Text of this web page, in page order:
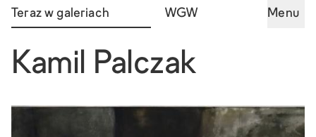
Teraz w galeriach WGW Menu
Kamil Palczak